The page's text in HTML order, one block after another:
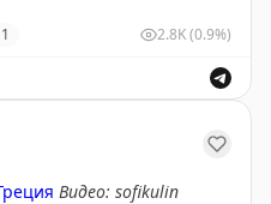
ИИН). Оформление
1 2.8K(0.9%)
Видео: sofikulin